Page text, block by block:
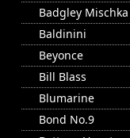
Badgley Mischka
Baldinini
Beyonce
Bill Blass
Blumarine
Bond No.9